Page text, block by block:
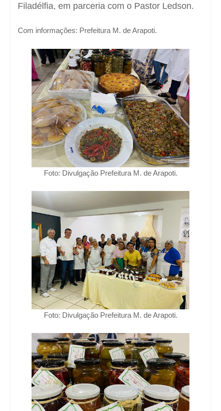
Filadélfia, em parceria com o Pastor Ledson.
Com informações: Prefeitura M. de Arapoti.
Foto: Divulgação Prefeitura M. de Arapoti.
Foto: Divulgação Prefeitura M. de Arapoti.